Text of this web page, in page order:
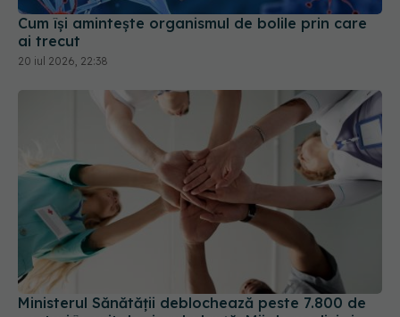
ai trecut
20 iul 2026, 22:38
Ministerul Sănătății deblochează peste 7.800 de
posturi în spitale și ambulanță. Mii de medici și